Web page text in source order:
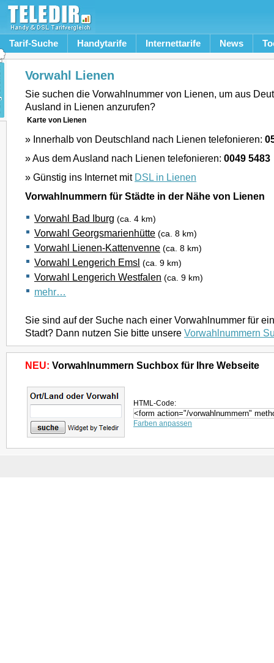
Tarif-Suche Handytarife Internettarife News
Vorwahl Lienen
Sie suchen die Vorwahlnummer von Lienen, um aus
Ausland in Lienen anzurufen?
Karte von Lienen
» Innerhalb von Deutschland nach Lienen telefonieren:
» Aus dem Ausland nach Lienen telefonieren: 0049 5483
» Günstig ins Internet mit DSL in Lienen
Vorwahlnummern für Städte in der Nähe von Lienen
Vorwahl Bad Iburg (ca. 4 km)
Vorwahl Georgsmarienhütte (ca. 8 km)
Vorwahl Lienen-Kattenvenne (ca. 8 km)
Vorwahl Lengerich Emsl (ca. 9 km)
Vorwahl Lengerich Westfalen (ca. 9 km)
mehr…
Sie sind auf der Suche nach einer Vorwahlnummer für
Stadt? Dann nutzen Sie bitte unsere Vorwahlnummern
NEU: Vorwahlnummern Suchbox für Ihre Webseite
HTML-Code:
Farben anpassen